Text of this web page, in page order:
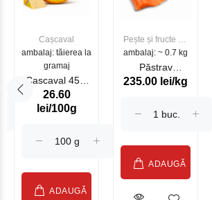
Cașcaval
ambalaj: tăierea la
gramaj
Cascaval 45%
Maasdam
Sublime Cow
26.60
lei/100g
ADAUGĂ
Pește și fructe de
mare
ambalaj: ~ 0.7 kg
Păstrav
Somonat
235.00 lei/kg
ADAUGĂ